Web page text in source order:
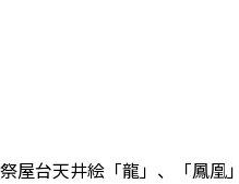
台天井絵「龍」、「鳳凰